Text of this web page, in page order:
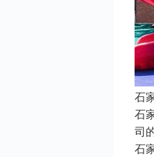
石
石
司
石